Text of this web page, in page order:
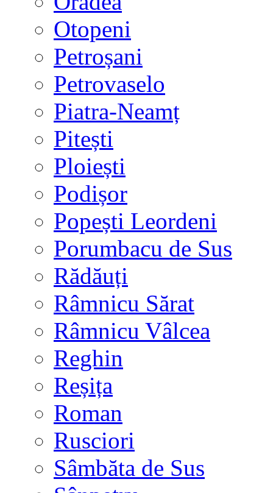
Otopeni
Petroșani
Petrovaselo
Piatra-Neamț
Pitești
Ploiești
Podișor
Popești Leordeni
Porumbacu de Sus
Rădăuți
Râmnicu Sărat
Râmnicu Vâlcea
Reghin
Reșița
Roman
Rusciori
Sâmbăta de Sus